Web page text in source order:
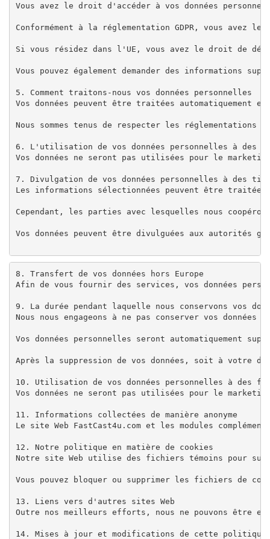
Vous avez le droit d'accéder à vos données
Conformément à la réglementation GDPR, vous avez
Si vous résidez dans l'UE, vous avez le droit de
Vous pouvez également demander des informations
5. Comment traitons-nous vos données personnelles
Vos données peuvent être traitées
Nous sommes tenus de respecter les
6. L'utilisation de vos données personnelles à des
Vos données ne seront pas utilisées pour le
7. Divulgation de vos données personnelles à des
Les informations sélectionnées peuvent être
Cependant, les parties avec lesquelles nous
Vos données peuvent être divulguées aux autorités
8. Transfert de vos données hors Europe
Afin de vous fournir des services, vos données
9. La durée pendant laquelle nous conservons vos
Nous nous engageons à ne pas conserver vos
Vos données personnelles seront automatiquement
Après la suppression de vos données, soit à votre
10. Utilisation de vos données personnelles à des
Vos données ne seront pas utilisées pour le
11. Informations collectées de manière anonyme
Le site Web FastCast4u.com et les modules
12. Notre politique en matière de cookies
Notre site Web utilise des fichiers témoins pour
Vous pouvez bloquer ou supprimer les fichiers de
13. Liens vers d'autres sites Web
Outre nos meilleurs efforts, nous ne pouvons être
14. Mises à jour et modifications de cette